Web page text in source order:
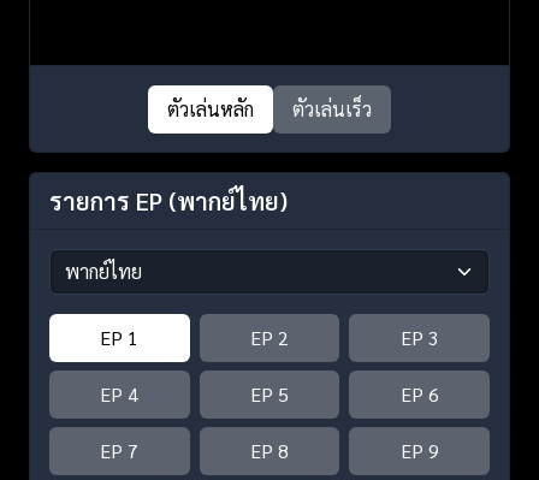
ตัวเล่นหลัก ตัวเล่นเร็ว
รายการ EP (พากย์ไทย)
EP 1 EP 2 EP 3
EP 4 EP 5 EP 6
EP 7 EP 8 EP 9